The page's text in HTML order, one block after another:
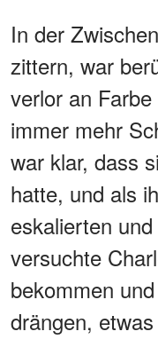
In der
zittern, war
verlor an
immer mehr
war klar, dass
hatte, und als
eskalierten
versuchte
bekommen
drängen,